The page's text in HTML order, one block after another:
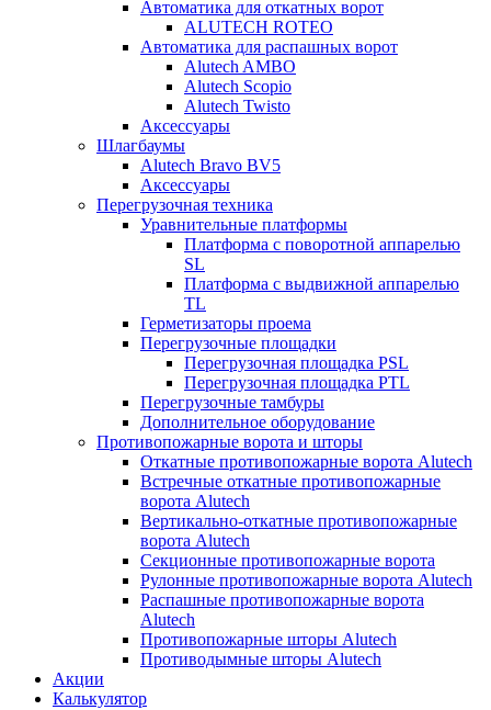
Автоматика для откатных ворот
ALUTECH ROTEO
Автоматика для распашных ворот
Alutech AMBO
Alutech Scopio
Alutech Twisto
Аксессуары
Шлагбаумы
Alutech Bravo BV5
Аксессуары
Перегрузочная техника
Уравнительные платформы
Платформа с поворотной аппарелью
SL
Платформа с выдвижной аппарелью
TL
Герметизаторы проема
Перегрузочные площадки
Перегрузочная площадка PSL
Перегрузочная площадка PTL
Перегрузочные тамбуры
Дополнительное оборудование
Противопожарные ворота и шторы
Откатные противопожарные ворота Alutech
Встречные откатные противопожарные
ворота Alutech
Вертикально-откатные противопожарные
ворота Alutech
Секционные противопожарные ворота
Рулонные противопожарные ворота Alutech
Распашные противопожарные ворота
Alutech
Противопожарные шторы Alutech
Противодымные шторы Alutech
Акции
Калькулятор